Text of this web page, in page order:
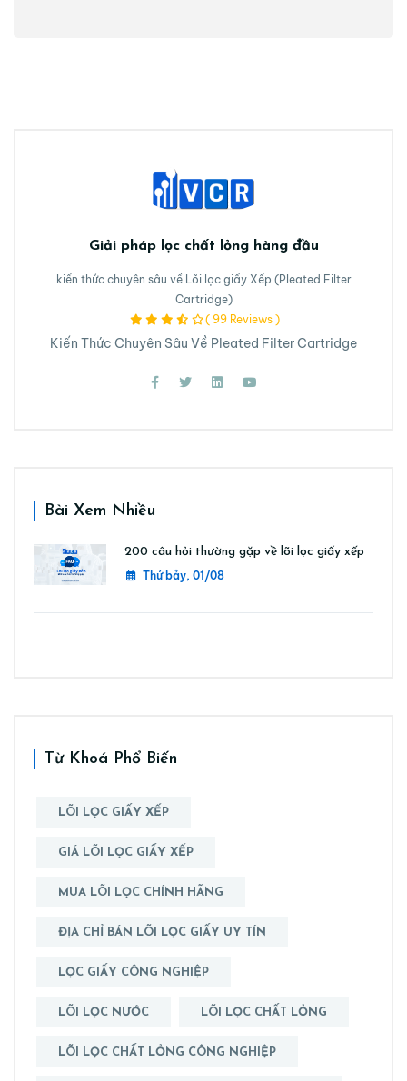
Giải pháp lọc chất lỏng hàng đầu
kiến thức chuyên sâu về Lõi lọc giấy Xếp (Pleated Filter
Cartridge)
( 99 Reviews )
Kiến Thức Chuyên Sâu Về Pleated Filter Cartridge
Bài Xem Nhiều
200 câu hỏi thường gặp về lõi lọc giấy xếp
Thứ bảy, 01/08
Từ Khoá Phổ Biến
LÕI LỌC GIẤY XẾP
GIÁ LÕI LỌC GIẤY XẾP
MUA LÕI LỌC CHÍNH HÃNG
ĐỊA CHỈ BÁN LÕI LỌC GIẤY UY TÍN
LỌC GIẤY CÔNG NGHIỆP
LÕI LỌC NƯỚC LÕI LỌC CHẤT LỎNG
LÕI LỌC CHẤT LỎNG CÔNG NGHIỆP